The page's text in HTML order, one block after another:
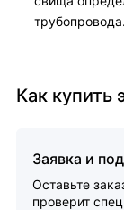
трубопровода.
Как купить
Заявка и
Оставьте
проверит